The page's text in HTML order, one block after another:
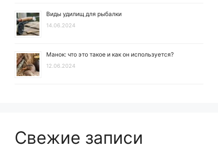
Виды удилищ для рыбалки
14.06.2024
Манок: что это такое и как он используется?
12.06.2024
Свежие записи